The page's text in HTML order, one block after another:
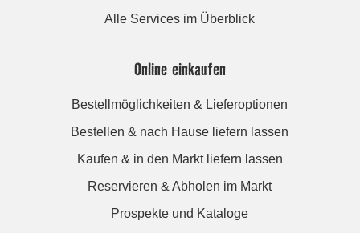
Alle Services im Überblick
Online einkaufen
Bestellmöglichkeiten & Lieferoptionen
Bestellen & nach Hause liefern lassen
Kaufen & in den Markt liefern lassen
Reservieren & Abholen im Markt
Prospekte und Kataloge